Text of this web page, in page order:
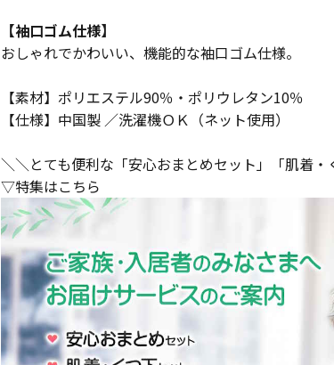
【袖口ゴム仕様】
おしゃれでかわいい、機能的な袖口ゴム仕様。
【素材】ポリエステル90％・ポリウレタン10％
【仕様】中国製 ／洗濯機ＯＫ（ネット使用）
＼＼とても便利な「安心おまとめセット」「肌着
▽特集はこちら